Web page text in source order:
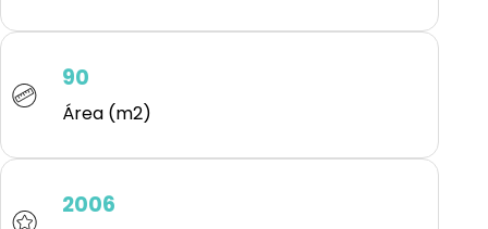
90
Área (m2)
2006